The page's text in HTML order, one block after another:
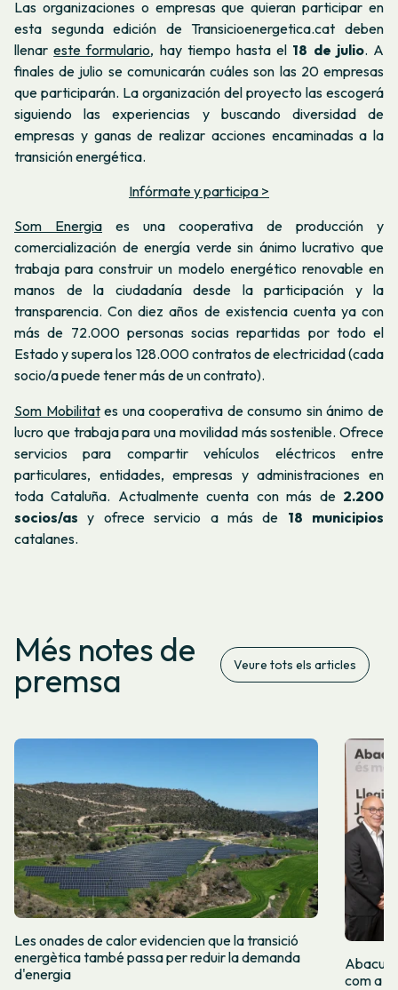
Las organizaciones o empresas que quieran participar en
esta segunda edición de Transicioenergetica.cat deben
llenareste formulario, hay tiempo hasta el 18 de julio. A
finales de julio se comunicarán cuáles son las 20 empresas
que participarán. La organización del proyecto las escogerá
siguiendo las experiencias y buscando diversidad de
empresas y ganas de realizar acciones encaminadas a la
transición energética.
Infórmate y participa >
Som Energia es una cooperativa de producción y
comercialización de energía verde sin ánimo lucrativo que
trabaja para construir un modelo energético renovable en
manos de la ciudadanía desde la participación y la
transparencia. Con diez años de existencia cuenta ya con
más de 72.000 personas socias repartidas por todo el
Estado y supera los 128.000 contratos de electricidad (cada
socio/a puede tener más de un contrato).
Som Mobilitates una cooperativa de consumo sin ánimo de
lucro que trabaja para una movilidad más sostenible. Ofrece
servicios para compartir vehículos eléctricos entre
particulares, entidades, empresas y administraciones en
toda Cataluña. Actualmente cuenta con más de2.200
socios/asy ofrece servicio a más de 18 municipios
catalanes.
Més notes de
premsa Veure tots els articles
Les onades de calor evidencien que la transició
energètica també passa per reduir la demanda
d'energia
Abacus
com a